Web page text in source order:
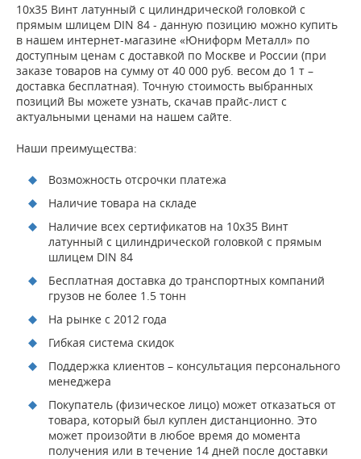
10х35 Винт латунный с цилиндрической головкой с
прямым шлицем DIN 84 - данную позицию можно купить
в нашем интернет-магазине «Юниформ Металл» по
доступным ценам с доставкой по Москве и России (при
заказе товаров на сумму от 40 000 руб. весом до 1 т –
доставка бесплатная). Точную стоимость выбранных
позиций Вы можете узнать, скачав прайс-лист с
актуальными ценами на нашем сайте.
Наши преимущества:
Возможность отсрочки платежа
Наличие товара на складе
Наличие всех сертификатов на 10х35 Винт
латунный с цилиндрической головкой с прямым
шлицем DIN 84
Бесплатная доставка до транспортных компаний
грузов не более 1.5 тонн
На рынке с 2012 года
Гибкая система скидок
Поддержка клиентов – консультация персонального
менеджера
Покупатель (физическое лицо) может отказаться от
товара, который был куплен дистанционно. Это
может произойти в любое время до момента
получения или в течение 14 дней после доставки